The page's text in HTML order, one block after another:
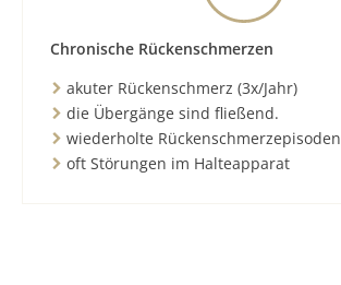
Chronische Rückenschmerzen
akuter Rückenschmerz (3x/Jahr)
die Übergänge sind fließend.
wiederholte Rückenschmerzepisoden
oft Störungen im Halteapparat